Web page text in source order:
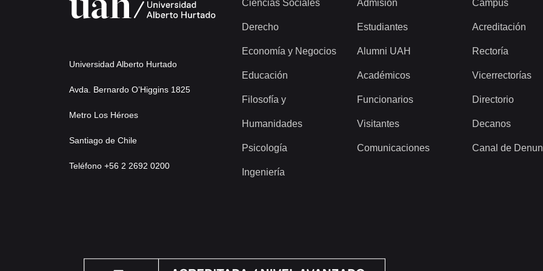
Universidad Alberto Hurtado
Avda. Bernardo O’Higgins 1825
Metro Los Héroes
Santiago de Chile
Teléfono +56 2 2692 0200
Ciencias Sociales
Derecho
Economía y Negocios
Educación
Filosofía y
Humanidades
Psicología
Ingeniería
Admisión
Estudiantes
Alumni UAH
Académicos
Funcionarios
Visitantes
Comunicaciones
Campus
Acreditación
Rectoría
Vicerrectorías
Directorio
Decanos
Canal de